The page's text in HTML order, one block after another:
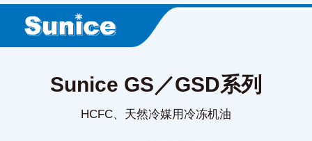
Sunice GS／GSD系列
HCFC、天然冷媒用冷冻机油